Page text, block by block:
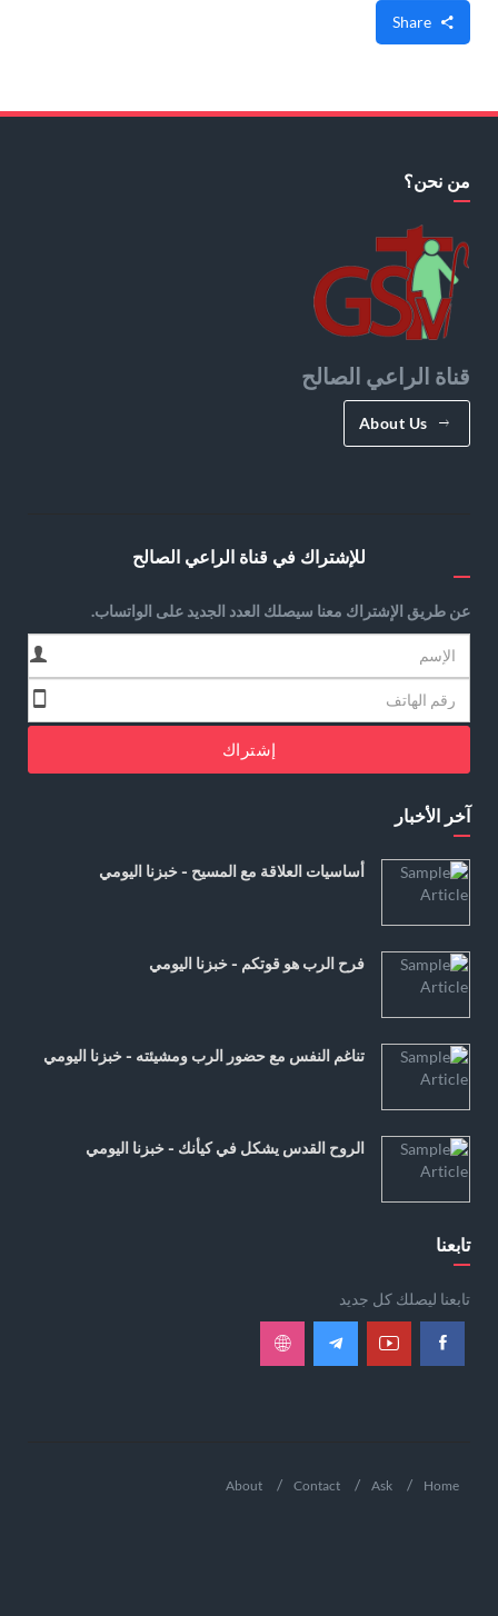
من نحن؟
قناة الراعي الصالح
About Us
للإشتراك في قناة الراعي الصالح
عن طريق الإشتراك معنا سيصلك العدد الجديد على الواتساب.
إشتراك
آخر الأخبار
أساسيات العلاقة مع المسيح - خبزنا اليومي
فرح الرب هو قوتكم - خبزنا اليومي
تناغم النفس مع حضور الرب ومشيئته - خبزنا اليومي
الروح القدس يشكل في كيأنك - خبزنا اليومي
تابعنا
تابعنا ليصلك كل جديد
Home
Ask
Contact
About